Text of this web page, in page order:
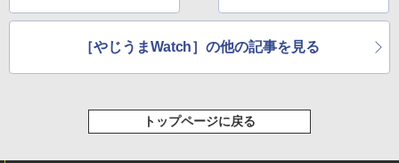
［やじうまWatch］の他の記事を見る
トップページに戻る